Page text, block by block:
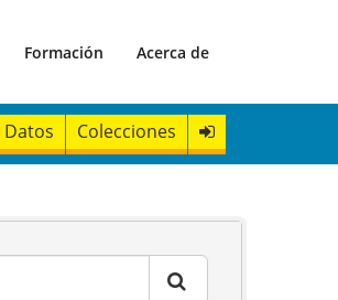
Formación Acerca de
Datos Colecciones